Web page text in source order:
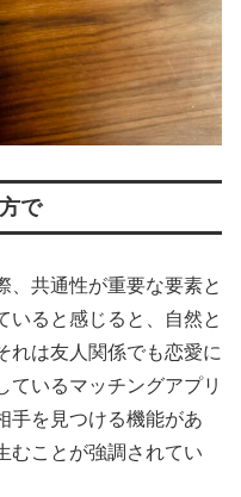
で
、共通性が重要な要素と
いると感じると、自然と
れは友人関係でも恋愛に
ているマッチングアプリ
手を見つける機能があ
むことが強調されてい